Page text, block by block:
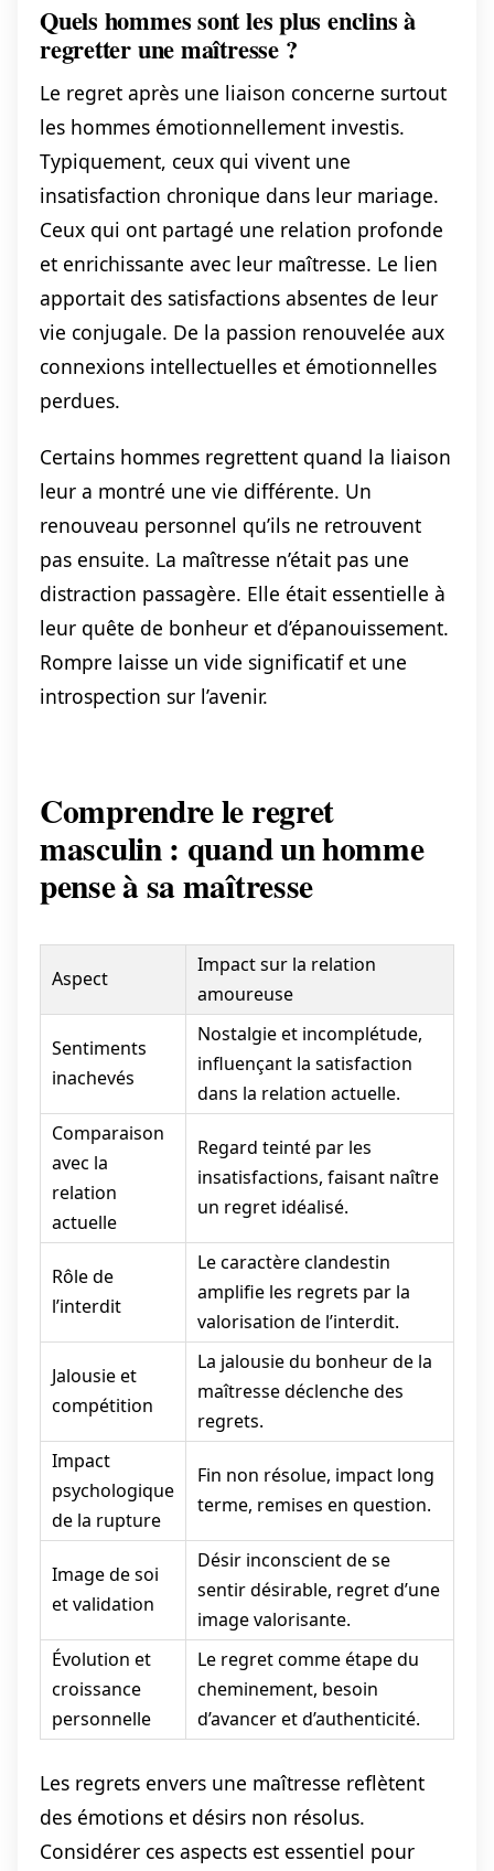
Quels hommes sont les plus enclins à
regretter une maîtresse ?
Le regret après une liaison concerne surtout
les hommes émotionnellement investis.
Typiquement, ceux qui vivent une
insatisfaction chronique dans leur mariage.
Ceux qui ont partagé une relation profonde
et enrichissante avec leur maîtresse. Le lien
apportait des satisfactions absentes de leur
vie conjugale. De la passion renouvelée aux
connexions intellectuelles et émotionnelles
perdues.
Certains hommes regrettent quand la liaison
leur a montré une vie différente. Un
renouveau personnel qu’ils ne retrouvent
pas ensuite. La maîtresse n’était pas une
distraction passagère. Elle était essentielle à
leur quête de bonheur et d’épanouissement.
Rompre laisse un vide significatif et une
introspection sur l’avenir.
Comprendre le regret
masculin : quand un homme
pense à sa maîtresse
Aspect
Impact sur la relation
amoureuse
Sentiments
inachevés
Nostalgie et incomplétude,
influençant la satisfaction
dans la relation actuelle.
Comparaison
avec la
relation
actuelle
Regard teinté par les
insatisfactions, faisant naître
un regret idéalisé.
Rôle de
l’interdit
Le caractère clandestin
amplifie les regrets par la
valorisation de l’interdit.
Jalousie et
compétition
La jalousie du bonheur de la
maîtresse déclenche des
regrets.
Impact
psychologique
de la rupture
Fin non résolue, impact long
terme, remises en question.
Image de soi
et validation
Désir inconscient de se
sentir désirable, regret d’une
image valorisante.
Évolution et
croissance
personnelle
Le regret comme étape du
cheminement, besoin
d’avancer et d’authenticité.
Les regrets envers une maîtresse reflètent
des émotions et désirs non résolus.
Considérer ces aspects est essentiel pour